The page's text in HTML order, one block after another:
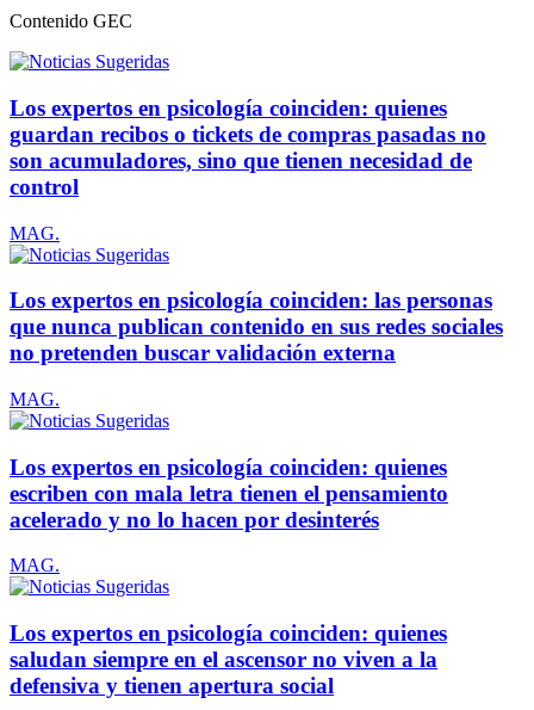
Contenido GEC
Los expertos en psicología coinciden: quienes
guardan recibos o tickets de compras pasadas no
son acumuladores, sino que tienen necesidad de
control
MAG.
Los expertos en psicología coinciden: las personas
que nunca publican contenido en sus redes sociales
no pretenden buscar validación externa
MAG.
Los expertos en psicología coinciden: quienes
escriben con mala letra tienen el pensamiento
acelerado y no lo hacen por desinterés
MAG.
Los expertos en psicología coinciden: quienes
saludan siempre en el ascensor no viven a la
defensiva y tienen apertura social